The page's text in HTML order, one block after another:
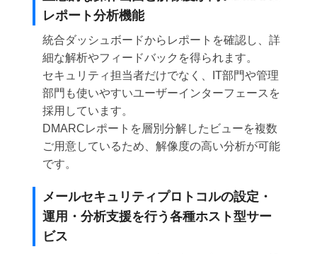
レポート分析機能
統合ダッシュボードからレポートを確認し、詳
細な解析やフィードバックを得られます。
セキュリティ担当者だけでなく、IT部門や管理
部門も使いやすいユーザーインターフェースを
採用しています。
DMARCレポートを層別分解したビューを複数
ご用意しているため、解像度の高い分析が可能
です。
メールセキュリティプロトコルの設定・
運用・分析支援を行う各種ホスト型サー
ビス